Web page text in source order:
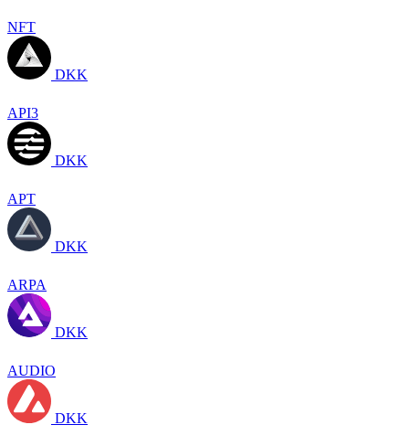
NFT
DKK
API3
DKK
APT
DKK
ARPA
DKK
AUDIO
DKK